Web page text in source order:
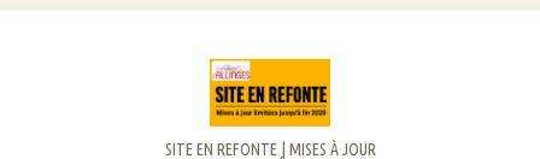
SITE EN REFONTE | MISES À JOUR